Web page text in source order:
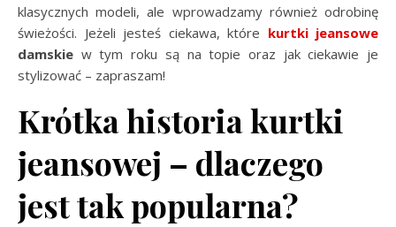
klasycznych modeli, ale wprowadzamy również odrobinę
świeżości. Jeżeli jesteś ciekawa, które kurtki jeansowe
damskie w tym roku są na topie oraz jak ciekawie je
stylizować – zapraszam!
Krótka historia kurtki
jeansowej – dlaczego
jest tak popularna?